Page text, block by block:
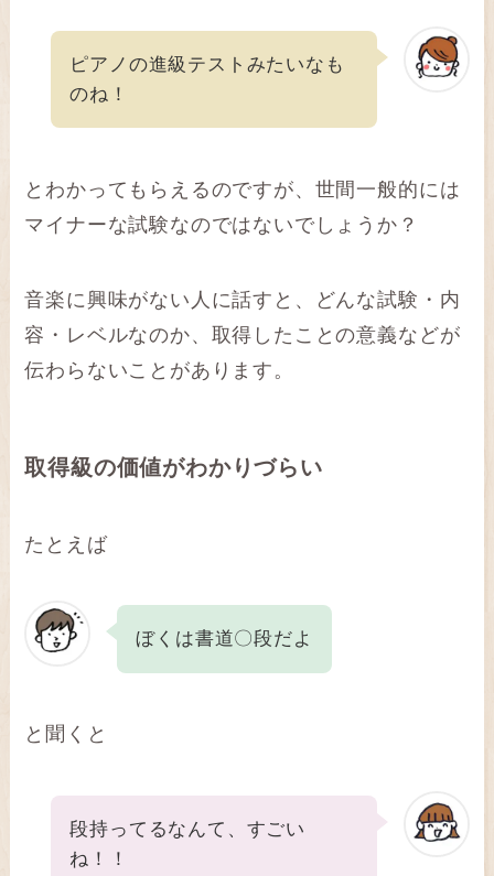
ピアノの進級テストみたいなも
のね！
とわかってもらえるのですが、世間一般的には
マイナーな試験なのではないでしょうか？
音楽に興味がない人に話すと、どんな試験・内
容・レベルなのか、取得したことの意義などが
伝わらないことがあります。
取得級の価値がわかりづらい
たとえば
ぼくは書道〇段だよ
と聞くと
段持ってるなんて、すごい
ね！！